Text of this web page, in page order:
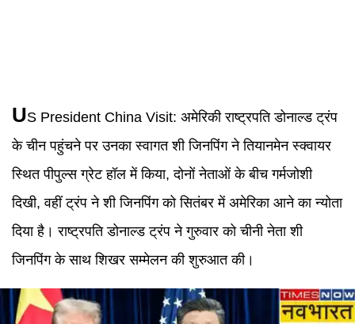
US President China Visit: अमेरिकी राष्ट्रपति डोनाल्ड ट्रंप
के चीन पहुंचने पर उनका स्वागत शी जिनपिंग ने तियानमेन स्क्वायर
स्थित पीपुल्स ग्रेट हॉल में किया, दोनों नेताओं के बीच गर्मजोशी
दिखी, वहीं ट्रंप ने शी जिनपिंग को सितंबर में अमेरिका आने का न्योता
दिया है। राष्ट्रपति डोनाल्ड ट्रंप ने गुरुवार को चीनी नेता शी
जिनपिंग के साथ शिखर सम्मेलन की शुरुआत की।